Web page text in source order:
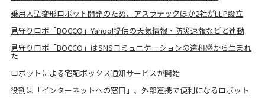
乗用人型変形ロボット開発のため、アスラテックほか2社がLLP設立
見守りロボ「BOCCO」Yahoo!提供の天気情報・防災速報などと連動
見守りロボ「BOCCO」はSNSコミュニケーションの違和感から生まれ
た
ロボットによる宅配ボックス通知サービスが開始
役割は「インターネットへの窓口」、外部連携で便利になるロボット